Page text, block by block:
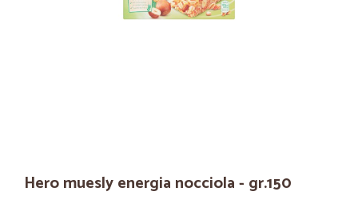
Hero muesly energia nocciola - gr.150